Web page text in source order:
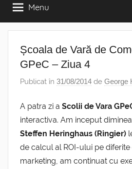
Menu
Școala de Vară de
GPeC – Ziua 4
Publicat în 31/08/2014 de George
A patra zi a Scolii de Vara
interactiva. Am inceput
Steffen Heringhaus (Ringier)
de calcul al ROI-ului pe
marketing, am continuat cu